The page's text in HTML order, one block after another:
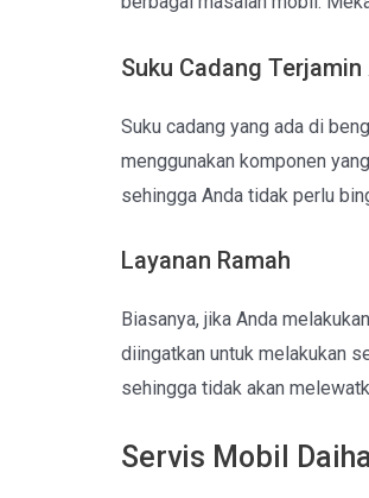
Suku Cadang
Suku cadang yang ada di
menggunakan komponen
sehingga Anda tidak perlu
Layanan Ramah
Biasanya, jika Anda
diingatkan untuk melakukan
sehingga tidak akan
Servis Mobil